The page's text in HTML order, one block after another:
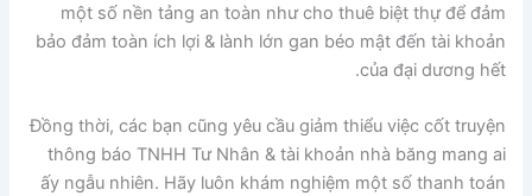
một số nền tảng an toàn như cho thuê biệt thự để đảm
bảo đảm toàn ích lợi & lành lớn gan béo mật đến tài khoản
của đại dương hết.
Đồng thời, các bạn cũng yêu cầu giảm thiểu việc cốt truyện
thông báo TNHH Tư Nhân & tài khoản nhà băng mang ai
ấy ngẫu nhiên. Hãy luôn khám nghiệm một số thanh toán